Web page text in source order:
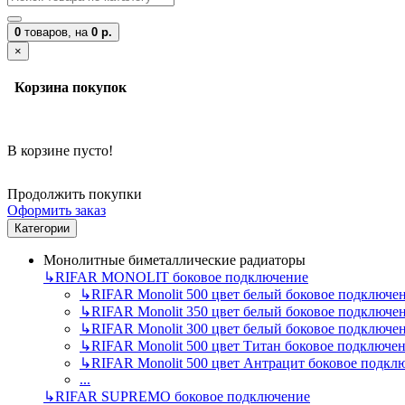
0 товаров, на 0 р.
×
Корзина покупок
В корзине пусто!
Продолжить покупки
Оформить заказ
Категории
Монолитные биметаллические радиаторы
↳RIFAR MONOLIT боковое подключение
↳RIFAR Monolit 500 цвет белый боковое
↳RIFAR Monolit 350 цвет белый боковое
↳RIFAR Monolit 300 цвет белый боковое
↳RIFAR Monolit 500 цвет Титан боковое
↳RIFAR Monolit 500 цвет Антрацит боковое
...
↳RIFAR SUPREMO боковое подключение